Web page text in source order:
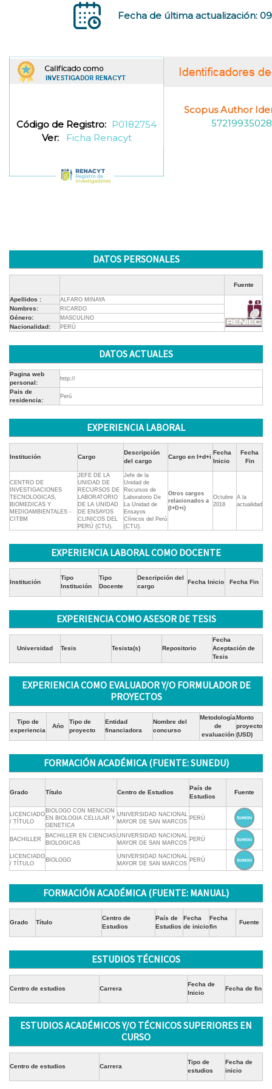
Fecha de última actualización:
Código de Registro: P0182754
Ver:
Ficha Renacyt
Scopus Author
57219935028
DATOS PERSONALES
Fuente
Apellidos : ALFARO MINAYA
Nombres: RICARDO
Género: MASCULINO
Nacionalidad: PERÚ
DATOS ACTUALES
Pagina web
personal:
http://
Pais de
residencia:
Perú
EXPERIENCIA LABORAL
Institución Cargo
Descripción
del cargo
Cargo en I+d+i
Fecha
Inicio
Fecha
Fin
CENTRO DE
INVESTIGACIONES
TECNOLOGICAS,
BIOMEDICAS Y
MEDIOAMBIENTALES -
CITBM
JEFE DE LA
UNIDAD DE
RECURSOS DE
LABORATORIO
DE LA UNIDAD
DE ENSAYOS
CLINICOS DEL
PERÚ (CTU).
Jefe de la
Unidad de
Recursos de
Laboratorio De
La Unidad de
Ensayos
Clínicos del Perú
(CTU).
Otros cargos
relacionados a
(I+D+i)
Octubre
2018
A la
actualidad
EXPERIENCIA LABORAL COMO DOCENTE
Institución
Tipo
Institución
Tipo
Docente
Descripción del
cargo
Fecha Inicio Fecha Fin
EXPERIENCIA COMO ASESOR DE TESIS
Universidad Tesis Tesista(s) Repositorio
Fecha
Aceptación de
Tesis
EXPERIENCIA COMO EVALUADOR Y/O FORMULADOR DE
PROYECTOS
Tipo de
experiencia
Ańo
Tipo de
proyecto
Entidad
financiadora
Nombre del
concurso
Metodología
de
evaluación
Monto
proyecto
(USD)
FORMACIÓN ACADÉMICA (FUENTE: SUNEDU)
Grado Título Centro de Estudios
País de
Estudios
Fuente
LICENCIADO
/ TÍTULO
BIOLOGO CON MENCION
EN BIOLOGIA CELULAR Y
GENETICA
UNIVERSIDAD NACIONAL
MAYOR DE SAN MARCOS
PERÚ
BACHILLER
BACHILLER EN CIENCIAS
BIOLOGICAS
UNIVERSIDAD NACIONAL
MAYOR DE SAN MARCOS
PERÚ
LICENCIADO
/ TÍTULO
BIOLOGO
UNIVERSIDAD NACIONAL
MAYOR DE SAN MARCOS
PERÚ
FORMACIÓN ACADÉMICA (FUENTE: MANUAL)
Grado Título
Centro de
Estudios
País de
Estudios
Fecha
de inicio
Fecha
fin
Fuente
ESTUDIOS TÉCNICOS
Centro de estudios Carrera
Fecha de
Inicio
Fecha de fin
ESTUDIOS ACADÉMICOS Y/O TÉCNICOS SUPERIORES EN
CURSO
Centro de estudios Carrera
Tipo de
estudios
Fecha de
inicio